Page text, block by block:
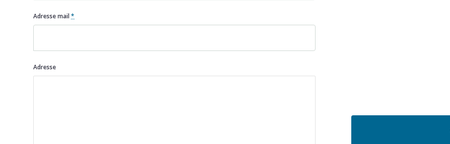
Adresse mail *
Adresse